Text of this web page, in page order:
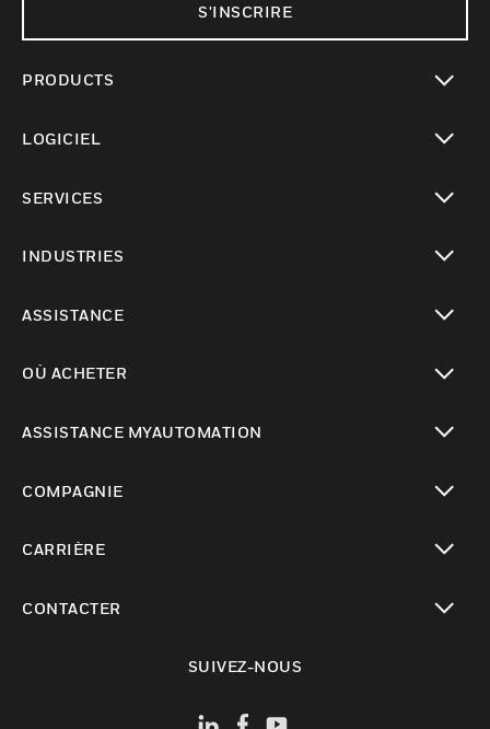
S'INSCRIRE
PRODUCTS
LOGICIEL
SERVICES
INDUSTRIES
ASSISTANCE
OÙ ACHETER
ASSISTANCE MYAUTOMATION
COMPAGNIE
CARRIÈRE
CONTACTER
SUIVEZ-NOUS